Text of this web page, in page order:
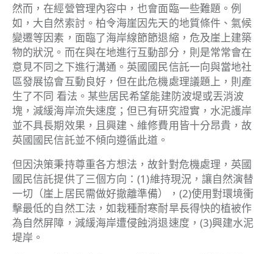
然而，在經營管理內容中，也會面臨一些難題。例
如，大自然索討。柏令海崖因先天的地質條件、氣候
變遷等因素，面臨了海岸線節節退縮，危及崖上建築
物的狀況。而在與在地進行互動部分，則是常常會在
意見不同之下進行溝通。英國國民信託一向與當地社
區發展協會互動良好，但在此危機處理議題上，則產
生了不同 看法。某些居民希望能建防波堤或丟消波
塊，減緩海岸流失速度；但已有研究證實，水泥護岸
並不具長期效果，且興建、維修費用皆十分昂貴，故
英國國民信託並不傾向遵循此道。
但因決策秉持尊重各方想法，故針對危機處理，英國
國民信託提供了三個方向：(1)維持現況，讓自然演替
一切（崖上居民需做好撤離準備），(2)使用對環境衝
擊最低的自然工法，如栽種耐寒耐旱長得快的植被作
為自然屏障，減緩海岸遭侵蝕消退速度，(3)興建水泥
堤岸。